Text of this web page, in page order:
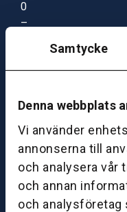
Samtycke
Denna webbplats
Vi använder
annonserna till
och analysera vår
och annan
och analysföretag
0
–
0
B
ut
ik
S
k